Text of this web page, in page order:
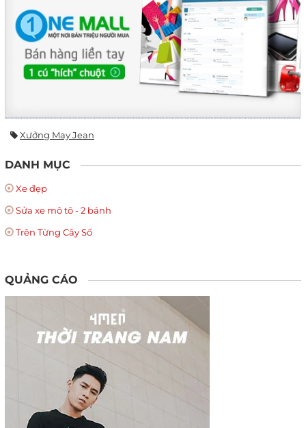
Xưởng May Jean
DANH MỤC
Xe đẹp
Sửa xe mô tô - 2 bánh
Trên Từng Cây Số
QUẢNG CÁO